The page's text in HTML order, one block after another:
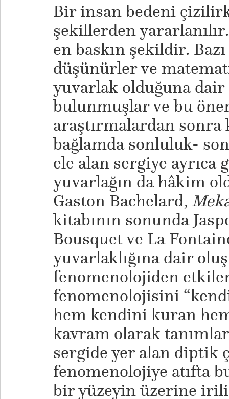
Bir insan bedeni
şekillerden
en baskın şekildir.
düşünürler ve
yuvarlak olduğuna
bulunmuşlar ve bu
araştırmalardan sonra
bağlamda sonluluk-
ele alan sergiye
yuvarlağın da hâkim
Gaston Bachelard,
kitabının sonunda
Bousquet ve La
yuvarlaklığına dair
fenomenolojiden
fenomenolojisini
hem kendini kuran
kavram olarak
sergide yer alan diptik
fenomenolojiye atıfta
bir yüzeyin üzerine